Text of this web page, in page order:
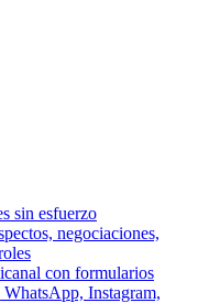
sin esfuerzo
negociaciones,
con formularios
Instagram,